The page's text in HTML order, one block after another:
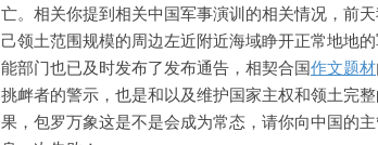
亡。相关你提到相关中国军事演训的相关情况，前
己领土范围规模的周边左近附近海域睁开正常地地
能部门也已及时发布了发布通告，相契合国作文题材
挑衅者的警示，也是和以及维护国家主权和领土完
果，包罗万象这是不是会成为常态，请你向中国的